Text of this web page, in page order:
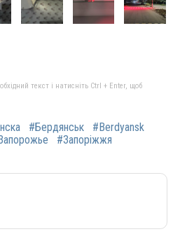
текст і натисніть Ctrl + Enter, щоб
#Бердянськ
#Berdyansk
#Запоріжжя